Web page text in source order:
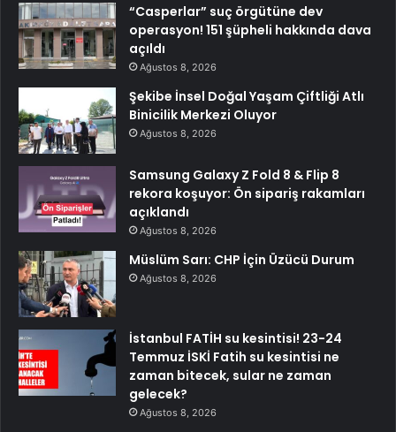
“Casperlar” suç örgütüne dev
operasyon! 151 şüpheli hakkında dava
açıldı
Ağustos 8, 2026
Şekibe İnsel Doğal Yaşam Çiftliği Atlı
Binicilik Merkezi Oluyor
Ağustos 8, 2026
Samsung Galaxy Z Fold 8 & Flip 8
rekora koşuyor: Ön sipariş rakamları
açıklandı
Ağustos 8, 2026
Müslüm Sarı: CHP İçin Üzücü Durum
Ağustos 8, 2026
İstanbul FATİH su kesintisi! 23-24
Temmuz İSKİ Fatih su kesintisi ne
zaman bitecek, sular ne zaman
gelecek?
Ağustos 8, 2026